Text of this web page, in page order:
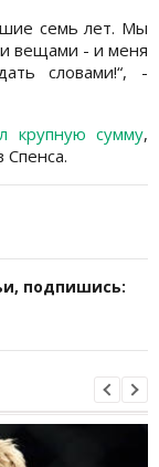
семь лет. Мы
вещами - и меня
словами!“, -
крупную сумму,
Спенса.
подпишись: